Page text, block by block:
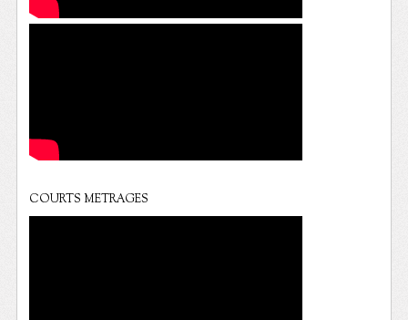
COURTS METRAGES